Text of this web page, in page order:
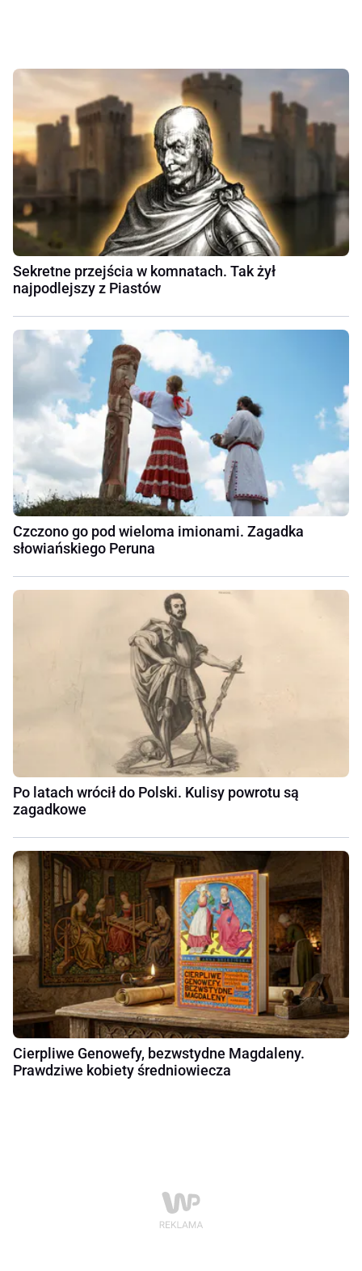
Sekretne przejścia w komnatach. Tak żył
najpodlejszy z Piastów
Czczono go pod wieloma imionami. Zagadka
słowiańskiego Peruna
Po latach wrócił do Polski. Kulisy powrotu są
zagadkowe
Cierpliwe Genowefy, bezwstydne Magdaleny.
Prawdziwe kobiety średniowiecza